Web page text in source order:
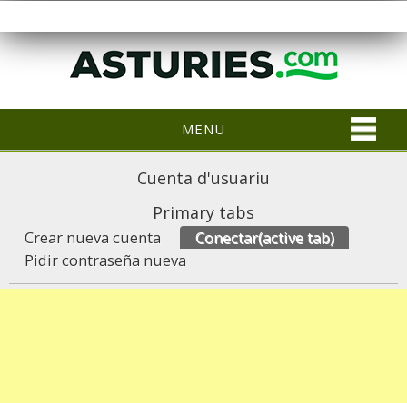
MENU
Cuenta d'usuariu
Primary tabs
Crear nueva cuenta Conectar(active tab)
Pidir contraseña nueva